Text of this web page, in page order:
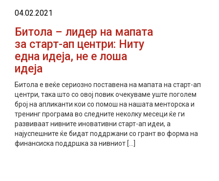
04.02.2021
Битола – лидер на мапата
за старт-ап центри: Ниту
една идеја, не е лоша
идеја
Битола е веќе сериозно поставена на мапата на старт-ап
центри, така што со овој повик очекуваме уште поголем
број на апликанти кои со помош на нашата менторска и
тренинг програма во следните неколку месеци ќе ги
развиваат нивните иновативни старт-ап идеи, а
најуспешните ќе бидат поддржани со грант во форма на
финансиска поддршка за нивниот […]